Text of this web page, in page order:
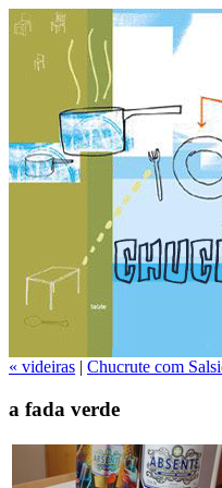
« videiras | Chucrute com
a fada verde